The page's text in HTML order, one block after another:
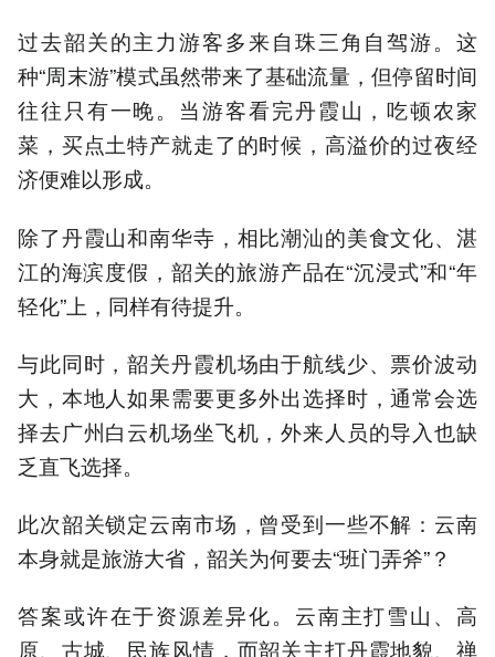
过去韶关的主力游客多来自珠三角自驾游。这
种“周末游”模式虽然带来了基础流量，但停留时间
往往只有一晚。当游客看完丹霞山，吃顿农家
菜，买点土特产就走了的时候，高溢价的过夜经
济便难以形成。
除了丹霞山和南华寺，相比潮汕的美食文化、湛
江的海滨度假，韶关的旅游产品在“沉浸式”和“年
轻化”上，同样有待提升。
与此同时，韶关丹霞机场由于航线少、票价波动
大，本地人如果需要更多外出选择时，通常会选
择去广州白云机场坐飞机，外来人员的导入也缺
乏直飞选择。
此次韶关锁定云南市场，曾受到一些不解：云南
本身就是旅游大省，韶关为何要去“班门弄斧”？
答案或许在于资源差异化。云南主打雪山、高
原、古城、民族风情，而韶关主打丹霞地貌、禅